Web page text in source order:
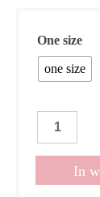
One size
one size
Jurkje
beige
In